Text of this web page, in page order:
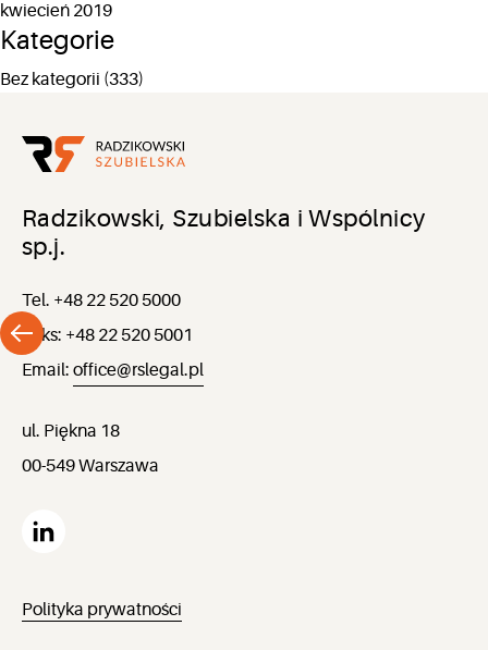
kwiecień 2019
Kategorie
Bez kategorii (333)
Radzikowski, Szubielska i Wspólnicy
sp.j.
Tel. +48 22 520 5000
Faks: +48 22 520 5001
Email: office@rslegal.pl
ul. Piękna 18
00-549 Warszawa
Polityka prywatności